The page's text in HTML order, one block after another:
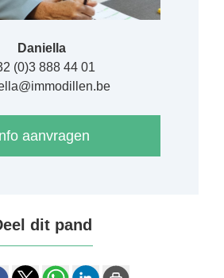
Daniella
(0)3 888 44 01
aanvragen
dit pand